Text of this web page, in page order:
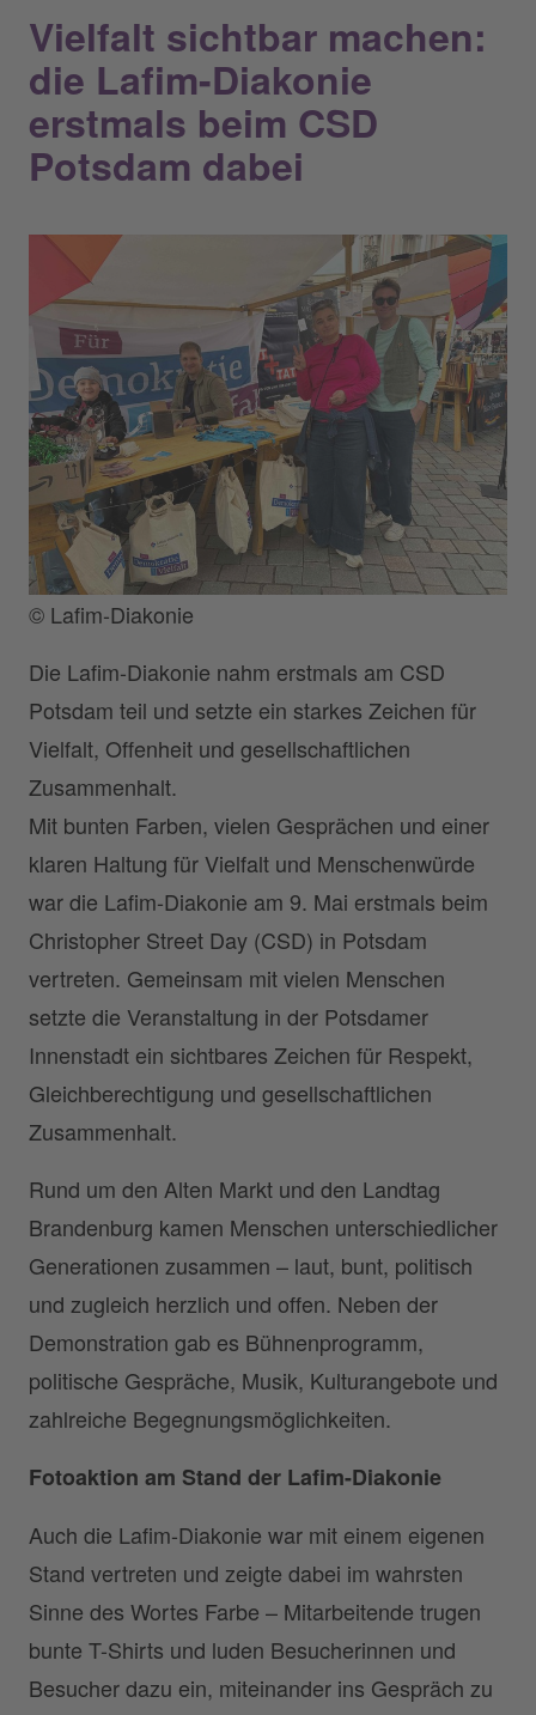
Vielfalt sichtbar machen:
die Lafim-Diakonie
erstmals beim CSD
Potsdam dabei
© Lafim-Diakonie
Die Lafim-Diakonie nahm erstmals am CSD
Potsdam teil und setzte ein starkes Zeichen für
Vielfalt, Offenheit und gesellschaftlichen
Zusammenhalt.
Mit bunten Farben, vielen Gesprächen und einer
klaren Haltung für Vielfalt und Menschenwürde
war die Lafim-Diakonie am 9. Mai erstmals beim
Christopher Street Day (CSD) in Potsdam
vertreten. Gemeinsam mit vielen Menschen
setzte die Veranstaltung in der Potsdamer
Innenstadt ein sichtbares Zeichen für Respekt,
Gleichberechtigung und gesellschaftlichen
Zusammenhalt.
Rund um den Alten Markt und den Landtag
Brandenburg kamen Menschen unterschiedlicher
Generationen zusammen – laut, bunt, politisch
und zugleich herzlich und offen. Neben der
Demonstration gab es Bühnenprogramm,
politische Gespräche, Musik, Kulturangebote und
zahlreiche Begegnungsmöglichkeiten.
Fotoaktion am Stand der Lafim-Diakonie
Auch die Lafim-Diakonie war mit einem eigenen
Stand vertreten und zeigte dabei im wahrsten
Sinne des Wortes Farbe – Mitarbeitende trugen
bunte T-Shirts und luden Besucherinnen und
Besucher dazu ein, miteinander ins Gespräch zu